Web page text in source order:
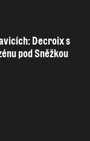
Decroix s
pod Sněžkou